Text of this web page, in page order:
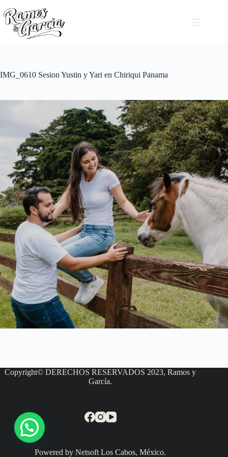
IMG_0610 Sesion Yustin y Yari en Chiriqui Panama
Copyright© DERECHOS RESERVADOS 2023, Ramos y
García.
Powered by Netsoft Los Cabos, México.